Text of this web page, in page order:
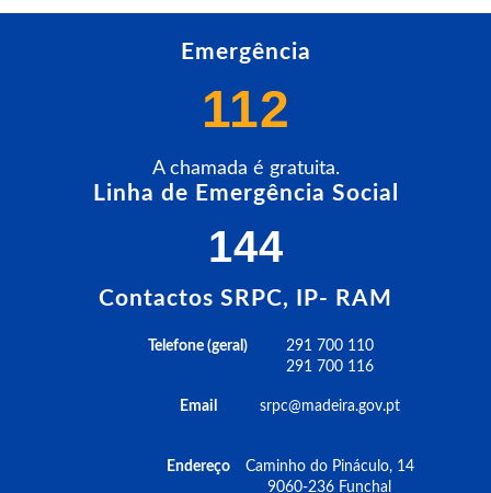
Emergência
112
A chamada é gratuita.
Linha de Emergência Social
144
Contactos SRPC, IP- RAM
Telefone (geral)
Email
Endereço
291 700 110
291 700 116
srpc@madeira.gov.pt
Caminho do Pináculo, 14
9060-236 Funchal